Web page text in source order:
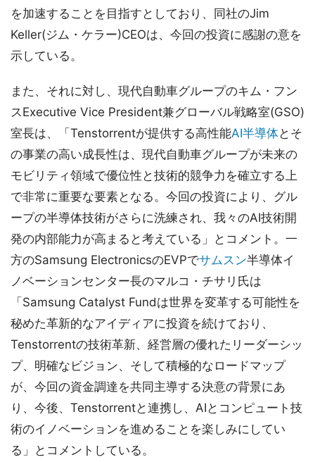
を加速することを目指すとしており、同社のJim
Keller(ジム・ケラー)CEOは、今回の投資に感謝の意を
示している。
また、それに対し、現代自動車グループのキム・フン
スExecutive Vice President兼グローバル戦略室(GSO)
室長は、「Tenstorrentが提供する高性能AI半導体とそ
の事業の高い成長性は、現代自動車グループが未来の
モビリティ領域で優位性と技術的競争力を確立する上
で非常に重要な要素となる。今回の投資により、グル
ープの半導体技術がさらに洗練され、我々のAI技術開
発の内部能力が高まると考えている」とコメント。一
方のSamsung ElectronicsのEVPでサムスン半導体イ
ノベーションセンター長のマルコ・チサリ氏は
「Samsung Catalyst Fundは世界を変革する可能性を
秘めた革新的なアイディアに投資を続けており、
Tenstorrentの技術革新、経営層の優れたリーダーシッ
プ、明確なビジョン、そして積極的なロードマップ
が、今回の資金調達を共同主導する決意の背景にあ
り、今後、Tenstorrentと連携し、AIとコンピュート技
術のイノベーションを進めることを楽しみにしてい
る」とコメントしている。